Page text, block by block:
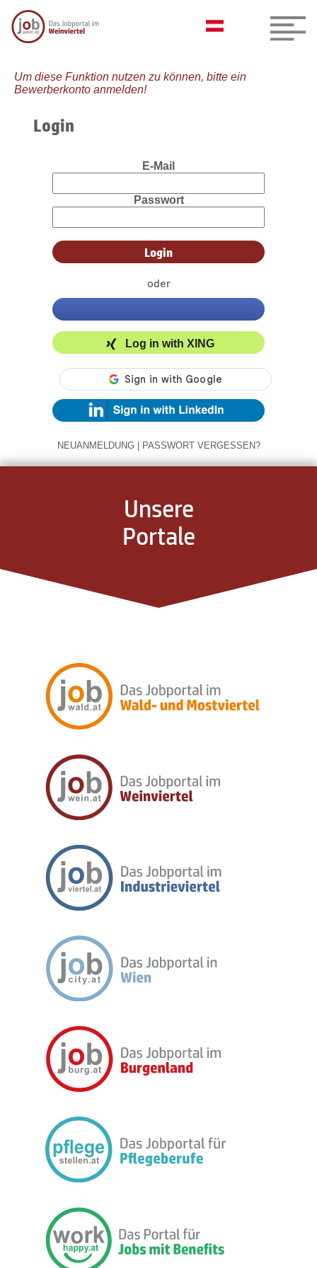
Um diese Funktion nutzen zu können, bitte ein
Bewerberkonto anmelden!
Login
E-Mail
Passwort
oder
Log in with XING
NEUANMELDUNG | PASSWORT VERGESSEN?
Unsere
Portale